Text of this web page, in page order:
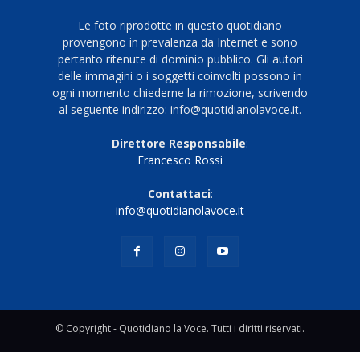
Le foto riprodotte in questo quotidiano
provengono in prevalenza da Internet e sono
pertanto ritenute di dominio pubblico. Gli autori
delle immagini o i soggetti coinvolti possono in
ogni momento chiederne la rimozione, scrivendo
al seguente indirizzo: info@quotidianolavoce.it.
Direttore Responsabile:
Francesco Rossi
Contattaci:
info@quotidianolavoce.it
© Copyright - Quotidiano la Voce. Tutti i diritti riservati.